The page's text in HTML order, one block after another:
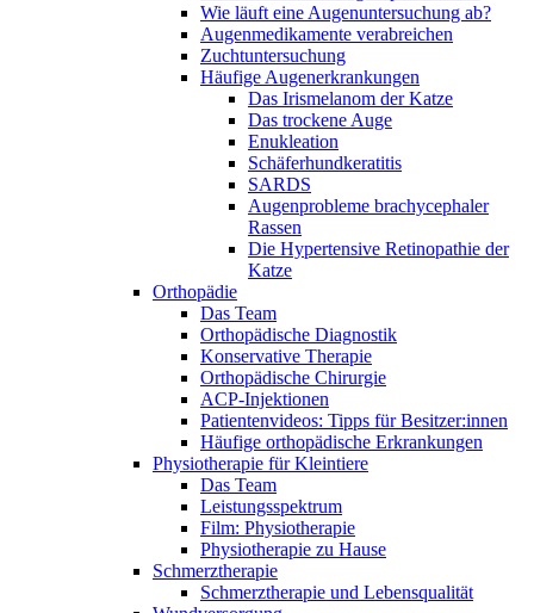
Wie läuft eine Augenuntersuchung ab?
Augenmedikamente verabreichen
Zuchtuntersuchung
Häufige Augenerkrankungen
Das Irismelanom der Katze
Das trockene Auge
Enukleation
Schäferhundkeratitis
SARDS
Augenprobleme brachycephaler
Rassen
Die Hypertensive Retinopathie der
Katze
Orthopädie
Das Team
Orthopädische Diagnostik
Konservative Therapie
Orthopädische Chirurgie
ACP-Injektionen
Patientenvideos: Tipps für Besitzer:innen
Häufige orthopädische Erkrankungen
Physiotherapie für Kleintiere
Das Team
Leistungsspektrum
Film: Physiotherapie
Physiotherapie zu Hause
Schmerztherapie
Schmerztherapie und Lebensqualität